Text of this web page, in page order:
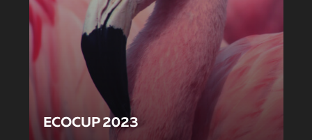
ECOCUP 2023